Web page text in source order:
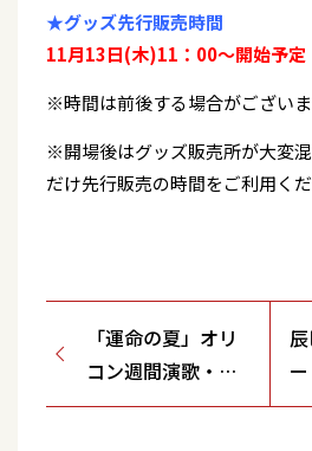
★グッズ先行販売時間
11月13日(木)11：00～開始予定
※時間は前後する場合がございま
※開場後はグッズ販売所が大変
だけ先行販売の時間をご利用くだ
「運命の夏」オリ
コン週間演歌・歌
謡シングルランキ